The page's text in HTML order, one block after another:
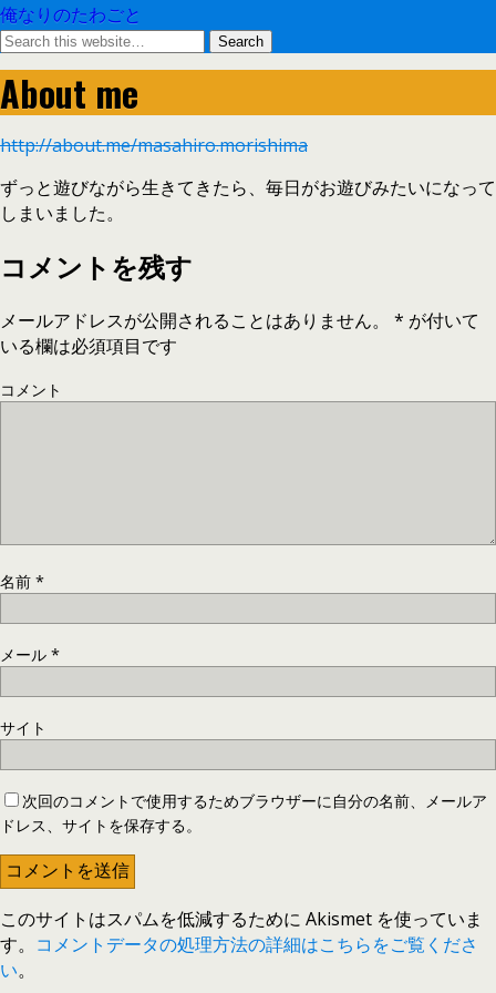
俺なりのたわごと
About me
http://about.me/masahiro.morishima
ずっと遊びながら生きてきたら、毎日がお遊びみたいになって
しまいました。
コメントを残す
メールアドレスが公開されることはありません。 * が付いて
いる欄は必須項目です
コメント
名前 *
メール *
サイト
次回のコメントで使用するためブラウザーに自分の名前、メールア
ドレス、サイトを保存する。
このサイトはスパムを低減するために Akismet を使っていま
す。 コメントデータの処理方法の詳細はこちらをご覧くださ
い。